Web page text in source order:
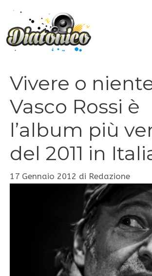
contenuto
Vivere o
Vasco Rossi è
l’album più
del 2011 in
17 Gennaio 2012 di Redazione